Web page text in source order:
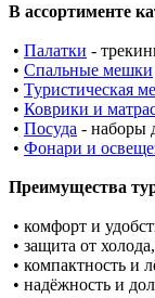
В ассортименте
• Палатки -
• Спальные мешки
• Туристическая
• Коврики и
• Посуда - наборы
• Фонари и
Преимущества
• комфорт и
• защита от
• компактность и
• надёжность и